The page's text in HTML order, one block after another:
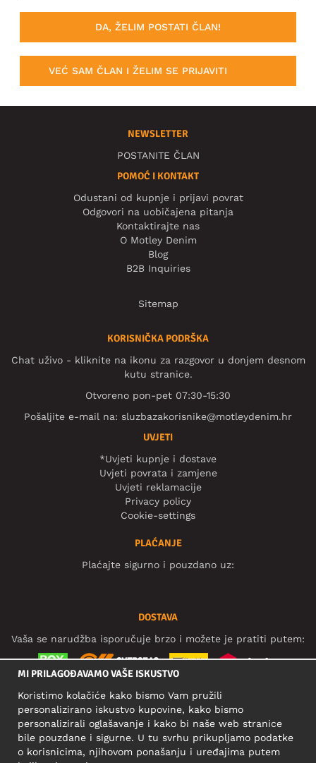
DA, ŽELIM POSTATI ČLAN!
VEĆ SAM ČLAN I ŽELIM SE PRIJAVITI
NEWSLETTER
POSTANITE ČLAN
POMOĆ I KONTAKT
Odustani od kupnje i prijavi povrat
Odgovori na uobičajena pitanja
Kontaktirajte nas
O Motley Denim
Blog
B2B Inquiries
Sitemap
KORISNIČKA PODRŠKA
Chat uživo - kliknite na ikonu za razgovor u donjem desnom
kutu stranice.
Otvoreno pon-pet 07:30-15:30
Pošaljite e-mail na: sluzbazakorisnike@motleydenim.hr
UVJETI
*Uvjeti kupnje i dostave
Uvjeti povrata i zamjene
Uvjeti reklamacije
Privacy policy
Cookie-settings
PLAĆANJE
Plaćajte sigurno i pouzdano uz:
DOSTAVA
Vaša se narudžba isporučuje brzo i možete je pratiti putem:
DRUŠTVENE MREŽE
POSLOVNA ADRESA
MI PRILAGOĐAVAMO VAŠE ISKUSTVO
Koristimo kolačiće kako bismo Vam pružili
personalizirano iskustvo kupovine, kako bismo
personalizirali oglašavanje i kako bi naše web stranice
bile pouzdane i sigurne. U tu svrhu prikupljamo podatke
o korisnicima, njihovom ponašanju i uređajima putem